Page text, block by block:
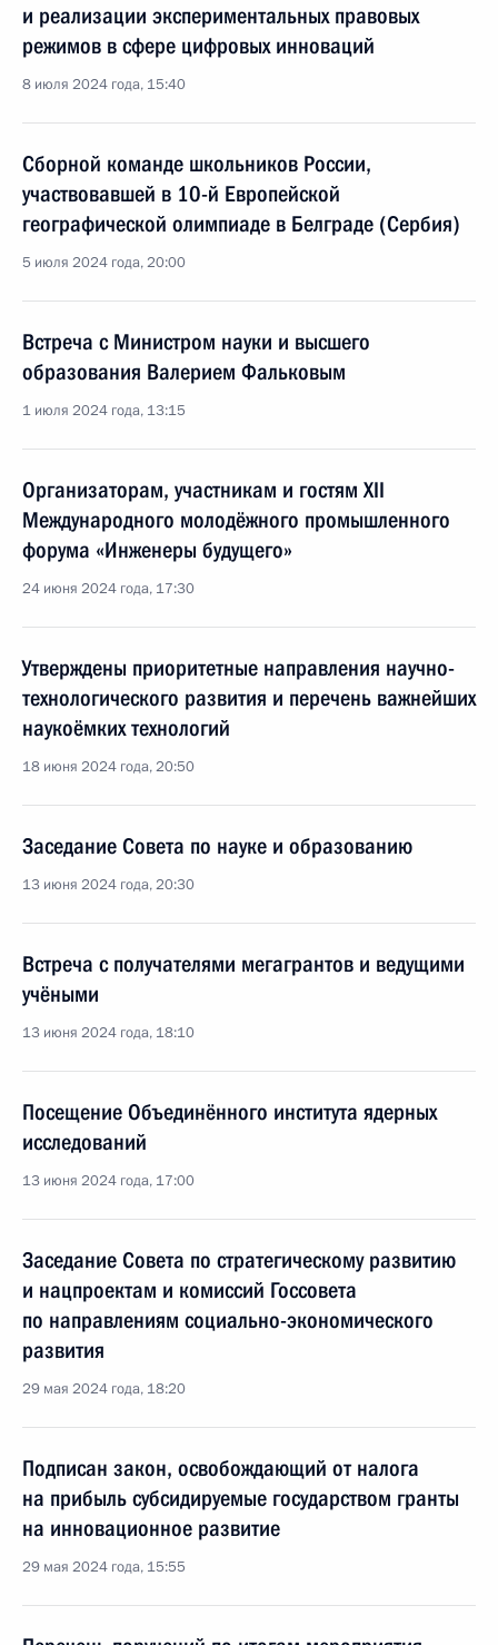
и реализации экспериментальных правовых
режимов в сфере цифровых инноваций
8 июля 2024 года, 15:40
Cборной команде школьников России,
участвовавшей в 10-й Европейской
географической олимпиаде в Белграде (Сербия)
5 июля 2024 года, 20:00
Встреча с Министром науки и высшего
образования Валерием Фальковым
1 июля 2024 года, 13:15
Организаторам, участникам и гостям XII
Международного молодёжного промышленного
форума «Инженеры будущего»
24 июня 2024 года, 17:30
Утверждены приоритетные направления научно-
технологического развития и перечень важнейших
наукоёмких технологий
18 июня 2024 года, 20:50
Заседание Совета по науке и образованию
13 июня 2024 года, 20:30
Встреча с получателями мегагрантов и ведущими
учёными
13 июня 2024 года, 18:10
Посещение Объединённого института ядерных
исследований
13 июня 2024 года, 17:00
Заседание Совета по стратегическому развитию
и нацпроектам и комиссий Госсовета
по направлениям социально-экономического
развития
29 мая 2024 года, 18:20
Подписан закон, освобождающий от налога
на прибыль субсидируемые государством гранты
на инновационное развитие
29 мая 2024 года, 15:55